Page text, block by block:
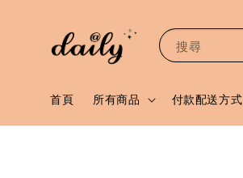
搜尋
首頁 所有商品 付款配送方式